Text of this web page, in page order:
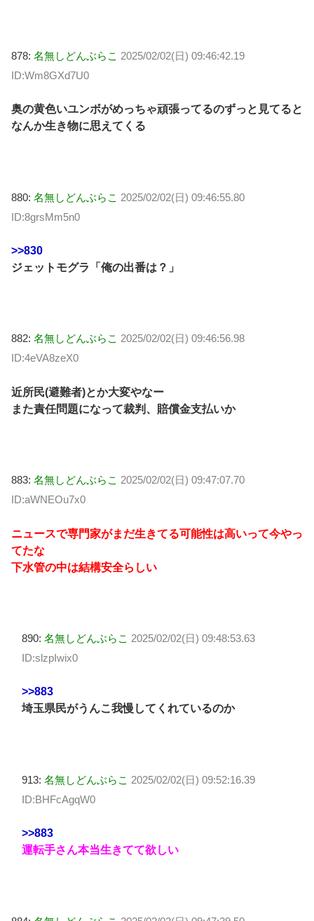
878: 名無しどんぶらこ 2025/02/02(日) 09:46:42.19
ID:Wm8GXd7U0
奥の黄色いユンボがめっちゃ頑張ってるのずっと見てると
なんか生き物に思えてくる
880: 名無しどんぶらこ 2025/02/02(日) 09:46:55.80
ID:8grsMm5n0
>>830
ジェットモグラ「俺の出番は？」
882: 名無しどんぶらこ 2025/02/02(日) 09:46:56.98
ID:4eVA8zeX0
近所民(避難者)とか大変やなー
また責任問題になって裁判、賠償金支払いか
883: 名無しどんぶらこ 2025/02/02(日) 09:47:07.70
ID:aWNEOu7x0
ニュースで専門家がまだ生きてる可能性は高いって今やっ
てたな
下水管の中は結構安全らしい
890: 名無しどんぶらこ 2025/02/02(日) 09:48:53.63
ID:slzpIwix0
>>883
埼玉県民がうんこ我慢してくれているのか
913: 名無しどんぶらこ 2025/02/02(日) 09:52:16.39
ID:BHFcAgqW0
>>883
運転手さん本当生きてて欲しい